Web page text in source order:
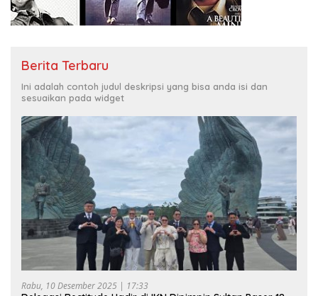
Berita Terbaru
Ini adalah contoh judul deskripsi yang bisa anda isi dan
sesuaikan pada widget
Rabu, 10 Desember 2025 | 17:33